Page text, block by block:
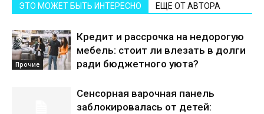
ЭТО МОЖЕТ БЫТЬ ИНТЕРЕСНО ЕЩЕ ОТ АВТОРА
Прочие
Кредит и рассрочка на недорогую
мебель: стоит ли влезать в долги
ради бюджетного уюта?
Сенсорная варочная панель
заблокировалась от детей: